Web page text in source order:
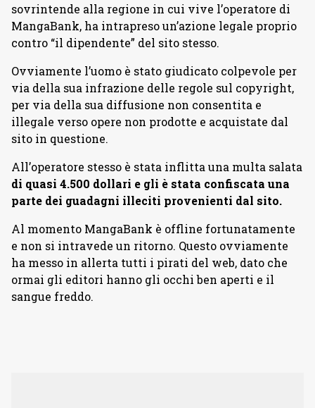
sovrintende alla regione in cui vive l’operatore di
MangaBank, ha intrapreso un’azione legale proprio
contro “il dipendente” del sito stesso.
Ovviamente l’uomo è stato giudicato colpevole per
via della sua infrazione delle regole sul copyright,
per via della sua diffusione non consentita e
illegale verso opere non prodotte e acquistate dal
sito in questione.
All’operatore stesso è stata inflitta una multa salata
di quasi 4.500 dollari e gli è stata confiscata una
parte dei guadagni illeciti provenienti dal sito.
Al momento MangaBank è offline fortunatamente
e non si intravede un ritorno. Questo ovviamente
ha messo in allerta tutti i pirati del web, dato che
ormai gli editori hanno gli occhi ben aperti e il
sangue freddo.